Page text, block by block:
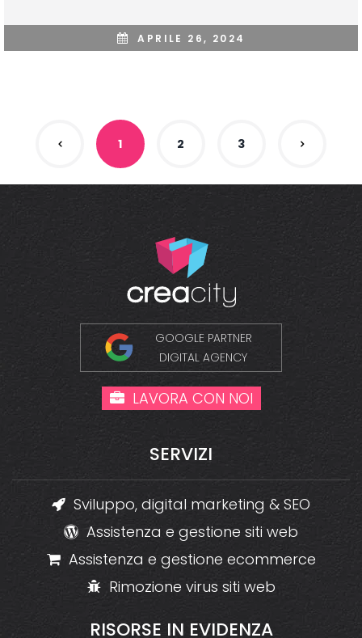
APRILE 26, 2024
1 2 3
SERVIZI
Sviluppo, digital marketing & SEO
Assistenza e gestione siti web
Assistenza e gestione ecommerce
Rimozione virus siti web
GOOGLE PARTNER
DIGITAL AGENCY
LAVORA CON NOI
RISORSE IN EVIDENZA